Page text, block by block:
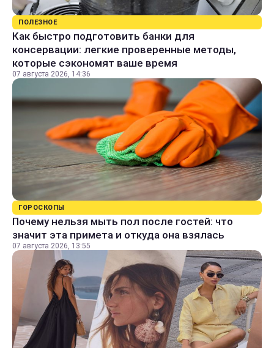
ПОЛЕЗНОЕ
Как быстро подготовить банки для
консервации: легкие проверенные методы,
которые сэкономят ваше время
07 августа 2026, 14:36
ГОРОСКОПЫ
Почему нельзя мыть пол после гостей: что
значит эта примета и откуда она взялась
07 августа 2026, 13:55